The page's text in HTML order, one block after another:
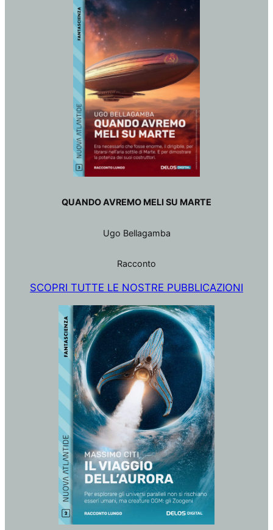
QUANDO AVREMO MELI SU MARTE
Ugo Bellagamba
Racconto
SCOPRI TUTTE LE NOSTRE PUBBLICAZIONI